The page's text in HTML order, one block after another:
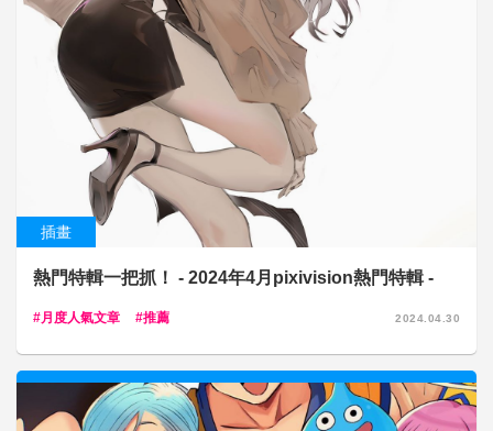
插畫
熱門特輯一把抓！ - 2024年4月pixivision熱門特輯 -
月度人氣文章 推薦 2024.04.30